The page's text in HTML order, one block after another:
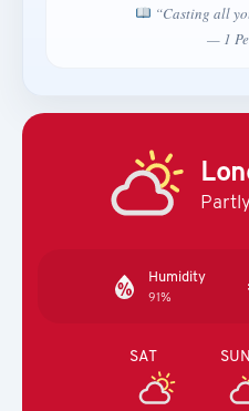
“Casting all
— 1
Humidity
91%
SAT SUN